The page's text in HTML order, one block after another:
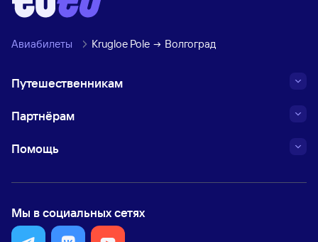
Авиабилеты Krugloe Pole Волгоград
Путешественникам
Партнёрам
Помощь
Мы в социальных сетях